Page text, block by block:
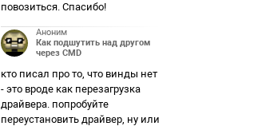
повозиться. Спасибо!
Аноним
Как подшутить над другом
через CMD
кто писал про то, что винды нет
- это вроде как перезагрузка
драйвера. попробуйте
переустановить драйвер, ну или